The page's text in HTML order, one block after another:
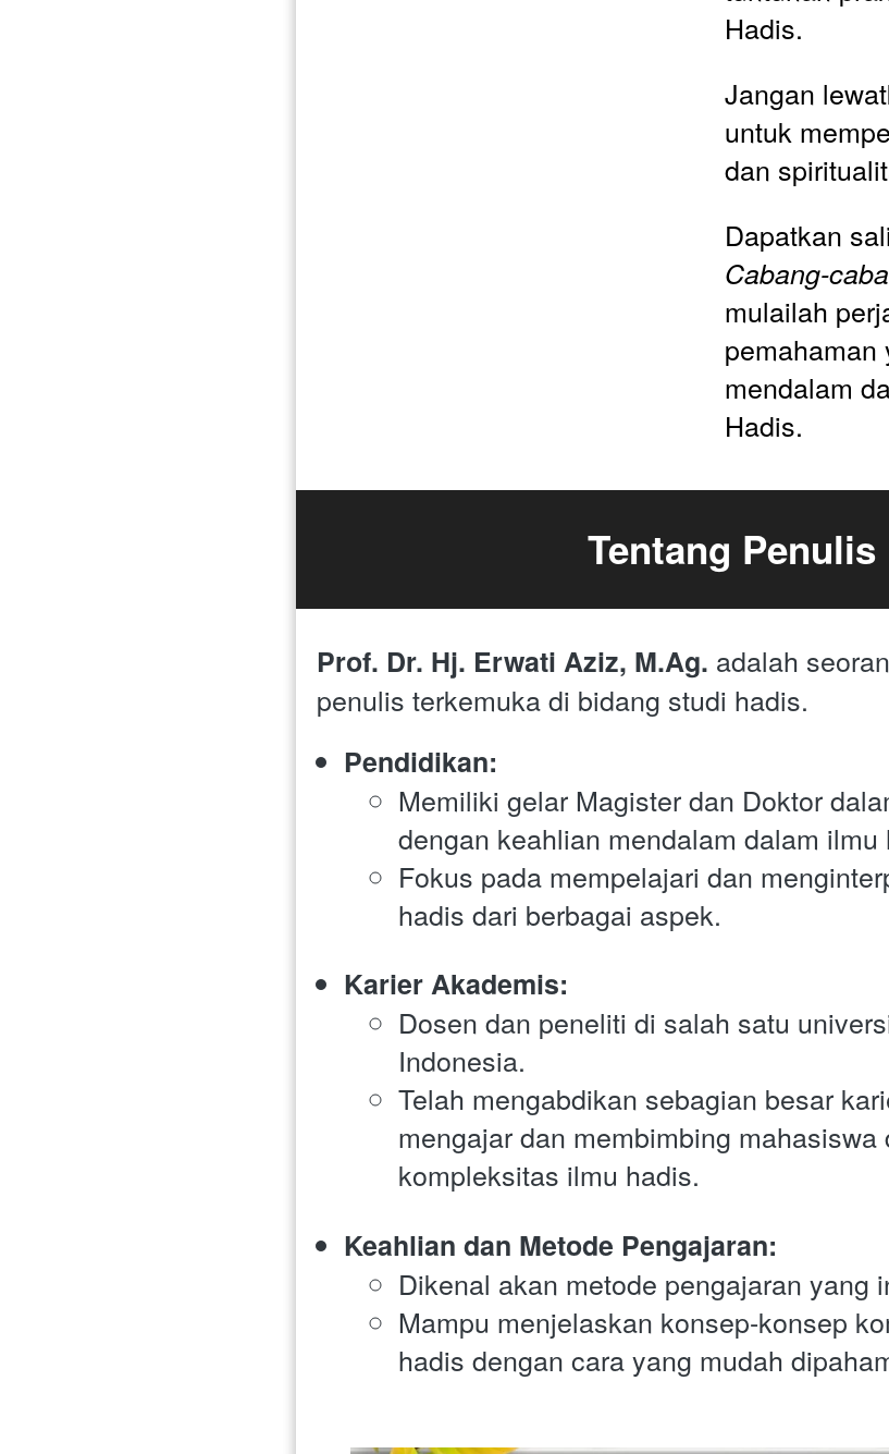
Hadis.
Jangan
untuk
dan
Dapatkan
Cabang-
mulailah
pemahaman
mendalam
Hadis.
Tentang Penulis
Prof. Dr. Hj. Erwati Aziz, M.Ag. adalah
penulis terkemuka di bidang studi hadis.
Pendidikan:
Memiliki gelar Magister dan Doktor
dengan keahlian mendalam dalam ilmu
Fokus pada mempelajari dan
hadis dari berbagai aspek.
Karier Akademis:
Dosen dan peneliti di salah satu
Indonesia.
Telah mengabdikan sebagian besar
mengajar dan membimbing mahasiswa
kompleksitas ilmu hadis.
Keahlian dan Metode Pengajaran:
Dikenal akan metode pengajaran yang
Mampu menjelaskan konsep-konsep
hadis dengan cara yang mudah